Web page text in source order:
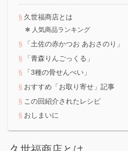
久世福商店とは
人気商品ランキング
「土佐の赤かつお あおさのり」
「青森りんごっくる」
「3種の骨せんべい」
おすすめ「お取り寄せ」記事
この回紹介されたレシピ
おしまいに